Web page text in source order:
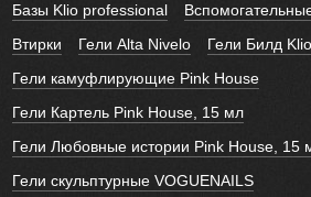
Базы Klio professional
Втирки
Гели Alta Nivelo
Гели Билд
Гели камуфлирующие Pink House
Гели Картель Pink House, 15 мл
Гели Любовные истории Pink House, 15
Гели скульптурные VOGUENAILS